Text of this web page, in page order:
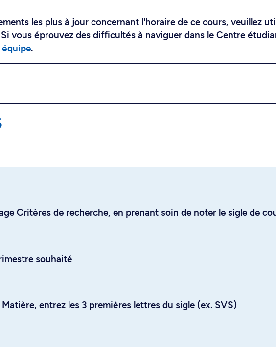
les plus à jour concernant l'horaire de ce cours, veuillez
Si vous éprouvez des difficultés à naviguer dans le Centre
.
Critères de recherche, en prenant soin de noter le sigle de
souhaité
Matière, entrez les 3 premières lettres du sigle (ex. SVS)